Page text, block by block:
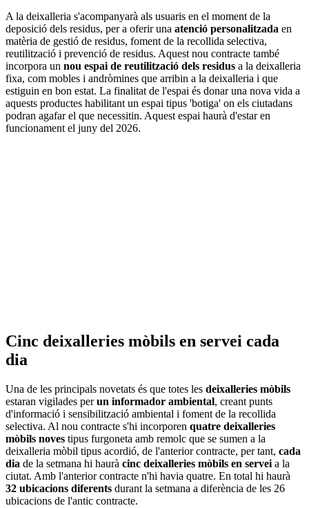
A la deixalleria s'acompanyarà als usuaris en el moment de la
deposició dels residus, per a oferir una atenció personalitzada en
matèria de gestió de residus, foment de la recollida selectiva,
reutilització i prevenció de residus. Aquest nou contracte també
incorpora un nou espai de reutilització dels residus a la deixalleria
fixa, com mobles i andròmines que arribin a la deixalleria i que
estiguin en bon estat. La finalitat de l'espai és donar una nova vida a
aquests productes habilitant un espai tipus 'botiga' on els ciutadans
podran agafar el que necessitin. Aquest espai haurà d'estar en
funcionament el juny del 2026.
Cinc deixalleries mòbils en servei cada
dia
Una de les principals novetats és que totes les deixalleries mòbils
estaran vigilades perun informador ambiental, creant punts
d'informació i sensibilització ambiental i foment de la recollida
selectiva. Al nou contracte s'hi incorporen quatre deixalleries
mòbils noves tipus furgoneta amb remolc que se sumen a la
deixalleria mòbil tipus acordió, de l'anterior contracte, per tant, cada
dia de la setmana hi haurà cinc deixalleries mòbils en servei a la
ciutat. Amb l'anterior contracte n'hi havia quatre. En total hi haurà
32 ubicacions diferents durant la setmana a diferència de les 26
ubicacions de l'antic contracte.